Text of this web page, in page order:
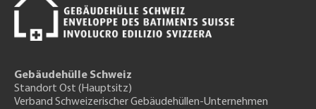
Gebäudehülle Schweiz
Standort Ost (Hauptsitz)
Verband Schweizerischer Gebäudehüllen-Unternehmen